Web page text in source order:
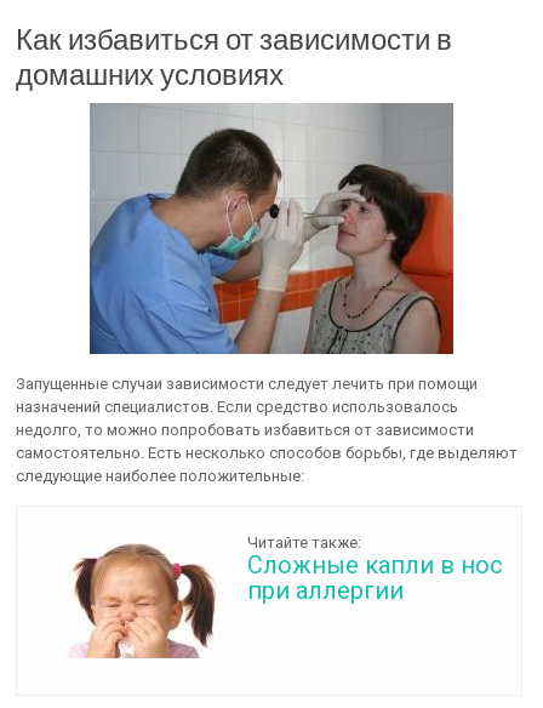
Как избавиться от зависимости в
домашних условиях
Запущенные случаи зависимости следует лечить при помощи
назначений специалистов. Если средство использовалось
недолго, то можно попробовать избавиться от зависимости
самостоятельно. Есть несколько способов борьбы, где выделяют
следующие наиболее положительные:
Читайте также:
Сложные капли в нос
при аллергии